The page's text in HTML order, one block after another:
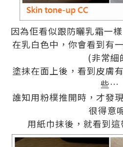
因為佢看似跟防曬乳霜一
在乳白色中，你會看到有
(非常細
塗抹在面上後，看到皮膚
些…
誰知用粉樸推開時，才發
很得意
用紙巾抹後，就看到